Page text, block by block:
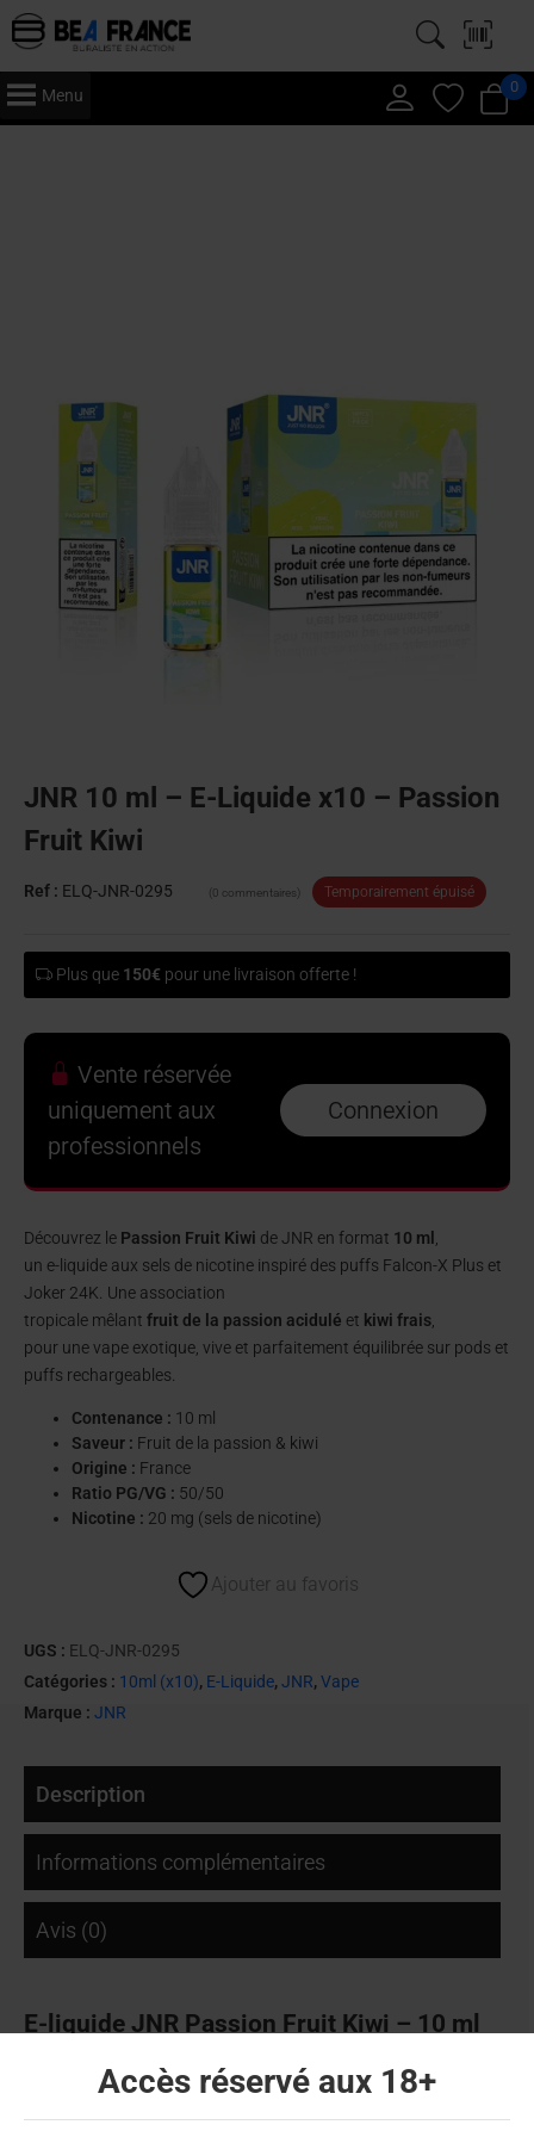
Menu 0
JNR 10 ml – E-Liquide x10 – Passion
Fruit Kiwi
Ref : ELQ-JNR-0295 (0 commentaires) Temporairement épuisé
Plus que 150€ pour une livraison offerte !
Vente réservée
uniquement aux
professionnels
Connexion
Découvrez le Passion Fruit Kiwi de JNR en format 10 ml
un e-liquide aux sels de nicotine inspiré des puffs Falcon-X Plus et
Joker 24K. Une association
tropicale mêlant fruit de la passion acidulé et kiwi frais
pour une vape exotique, vive et parfaitement équilibrée sur pods et
puffs rechargeables.
Contenance : 10 ml
Saveur : Fruit de la passion & kiwi
Origine : France
Ratio PG/VG : 50/50
Nicotine : 20 mg (sels de nicotine)
Ajouter au favoris
UGS : ELQ-JNR-0295
Catégories : 10ml (x10), E-Liquide,JNR,Vape
Marque : JNR
Description
Informations complémentaires
Avis (0)
E-liquide JNR Passion Fruit Kiwi – 10 ml
Accès réservé aux 18+